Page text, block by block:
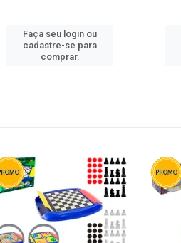
Faça seu login ou
cadastre-se para
comprar.